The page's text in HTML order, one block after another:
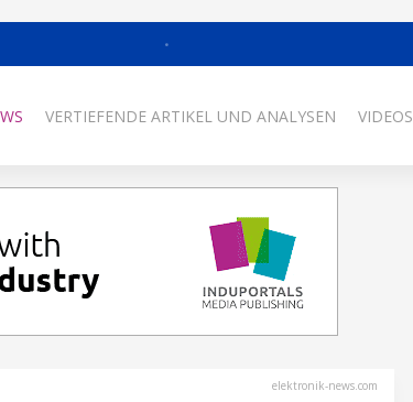
VERTIEFENDE ARTIKEL UND ANALYSEN VIDEOS
elektronik-news.com